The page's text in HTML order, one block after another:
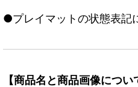
●プレイマットの状態表記
【商品名と商品画像につい